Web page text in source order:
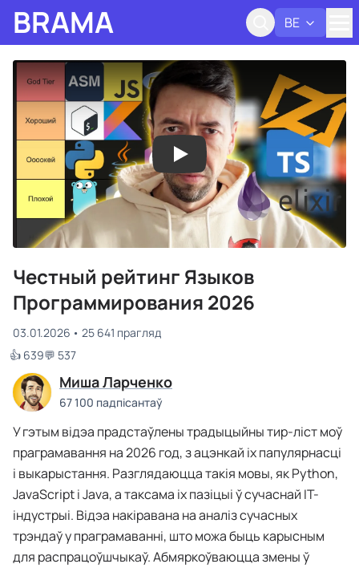
BRAMA BE
Честный рейтинг Языков
Программирования 2026
03.01.2026
25 641 прагляд
👍 639💬 537
Миша Ларченко
67 100 падпісантаў
У гэтым відэа прадстаўлены традыцыйны тир-ліст моў
праграмавання на 2026 год, з ацэнкай іх папулярнасці
і выкарыстання. Разглядаюцца такія мовы, як Python,
JavaScript і Java, а таксама іх пазіцыі ў сучаснай IT-
індустрыі. Відэа накіравана на аналіз сучасных
трэндаў у праграмаванні, што можа быць карысным
для распрацоўшчыкаў. Абмяркоўваюцца змены ў